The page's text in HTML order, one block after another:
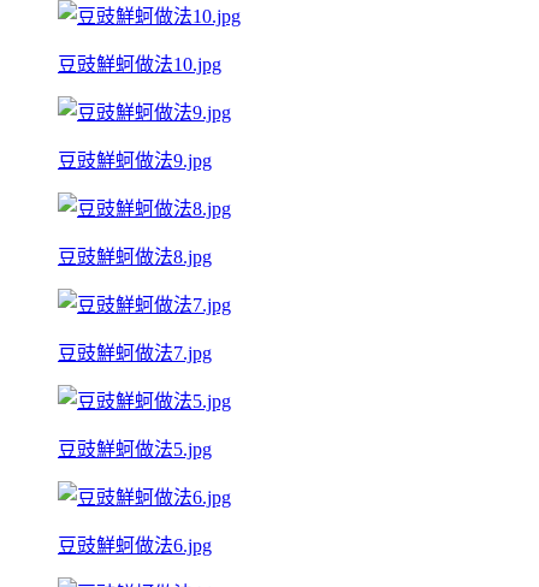
豆豉鮮蚵做法10.jpg
豆豉鮮蚵做法9.jpg
豆豉鮮蚵做法8.jpg
豆豉鮮蚵做法7.jpg
豆豉鮮蚵做法5.jpg
豆豉鮮蚵做法6.jpg